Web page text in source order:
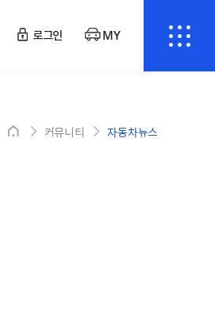
로그인 MY
커뮤니티 자동차뉴스